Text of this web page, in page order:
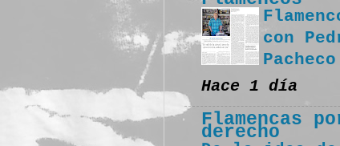
con
Pacheco
Hace 1 día
Flamencas
derecho